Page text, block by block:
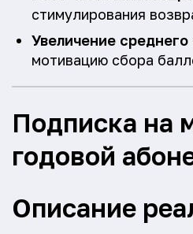
стимулирования
Увеличение среднего
мотивацию сбора
Подписка на
годовой
Описание